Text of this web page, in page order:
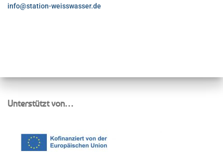
info@station-weisswasser.de
Unterstützt von…